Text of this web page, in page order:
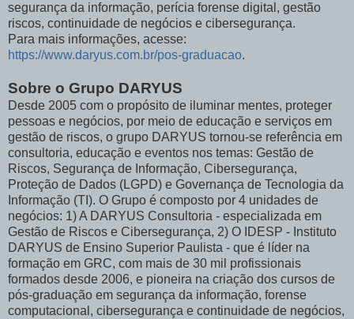
segurança da informação, perícia forense digital, gestão
riscos, continuidade de negócios e cibersegurança.
Para mais informações, acesse:
https://www.daryus.com.br/pos-graduacao.
Sobre o Grupo DARYUS
Desde 2005 com o propósito de iluminar mentes, proteger
pessoas e negócios, por meio de educação e serviços em
gestão de riscos, o grupo DARYUS tornou-se referência em
consultoria, educação e eventos nos temas: Gestão de
Riscos, Segurança de Informação, Cibersegurança,
Proteção de Dados (LGPD) e Governança de Tecnologia da
Informação (TI). O Grupo é composto por 4 unidades de
negócios: 1) A DARYUS Consultoria - especializada em
Gestão de Riscos e Cibersegurança, 2) O IDESP - Instituto
DARYUS de Ensino Superior Paulista - que é líder na
formação em GRC, com mais de 30 mil profissionais
formados desde 2006, e pioneira na criação dos cursos de
pós-graduação em segurança da informação, forense
computacional, cibersegurança e continuidade de negócios,